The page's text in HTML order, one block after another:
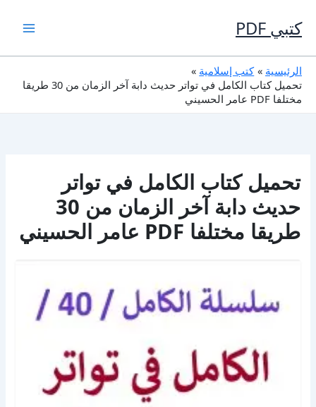
إلى
المحتوى
كتبي PDF
الرئيسية
كتب إسلامية
تحميل كتاب الكامل في تواتر حديث دابة آخر الزمان من 30 طريقا
مختلفا PDF عامر الحسيني
تحميل كتاب الكامل في تواتر
حديث دابة آخر الزمان من 30
طريقا مختلفا PDF عامر الحسيني